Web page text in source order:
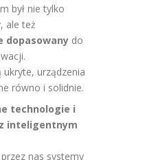
był nie tylko
ale też
dopasowany do
ukryte, urządzenia
równo i solidnie.
technologie i
inteligentnym
nas systemy